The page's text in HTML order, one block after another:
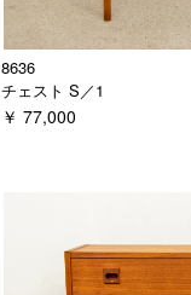
8636
チェスト S／1
￥ 77,000